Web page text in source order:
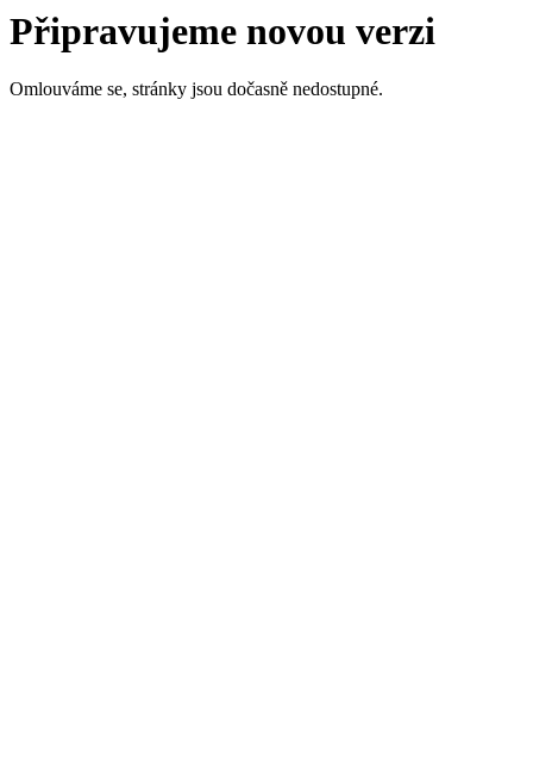
Připravujeme novou verzi
Omlouváme se, stránky jsou dočasně nedostupné.